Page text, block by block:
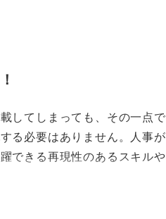
してしまっても、その一点で
る必要はありません。人事が
できる再現性のあるスキルや